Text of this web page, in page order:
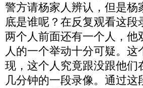
警方请杨家人辨认，但是
底是谁呢？在反复观看这
两个人前面还有一个人，
人的一个举动十分可疑。
现，这个人究竟跟没跟他
几分钟的一段录像。通过